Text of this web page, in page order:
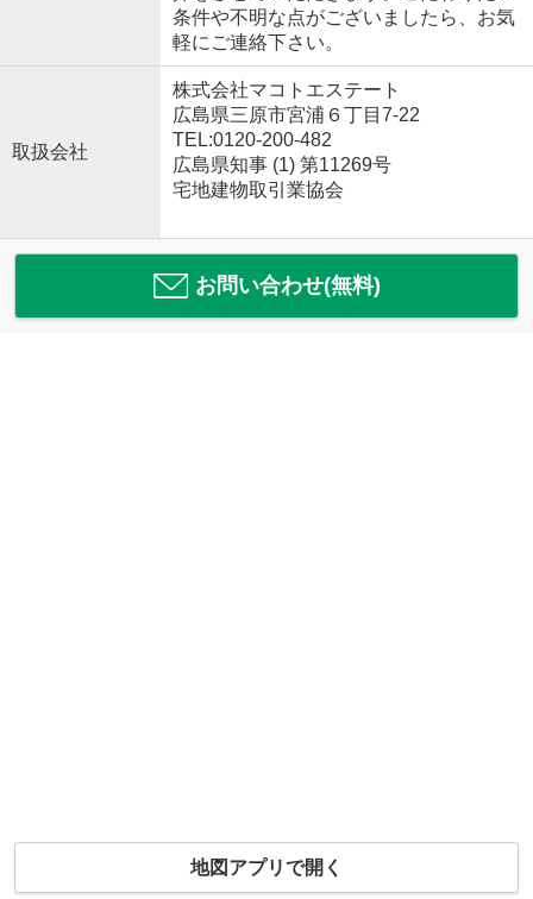
条件や不明な点がございましたら、お気
軽にご連絡下さい。
取扱会社
株式会社マコトエステート
広島県三原市宮浦６丁目7-22
TEL:0120-200-482
広島県知事 (1) 第11269号
宅地建物取引業協会
お問い合わせ(無料)
地図アプリで開く